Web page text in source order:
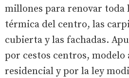
millones para renovar toda
térmica del centro, las
cubierta y las fachadas.
por cestos centros, modelo
residencial y por la ley